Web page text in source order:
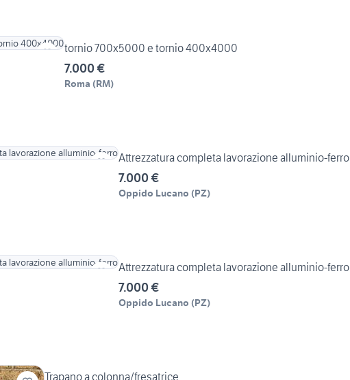
tornio 700x5000 e tornio 400x4000
7.000 €
Roma (RM)
Attrezzatura completa lavorazione alluminio-ferro
7.000 €
Oppido Lucano (PZ)
Attrezzatura completa lavorazione alluminio-ferro
7.000 €
Oppido Lucano (PZ)
Trapano a colonna/fresatrice